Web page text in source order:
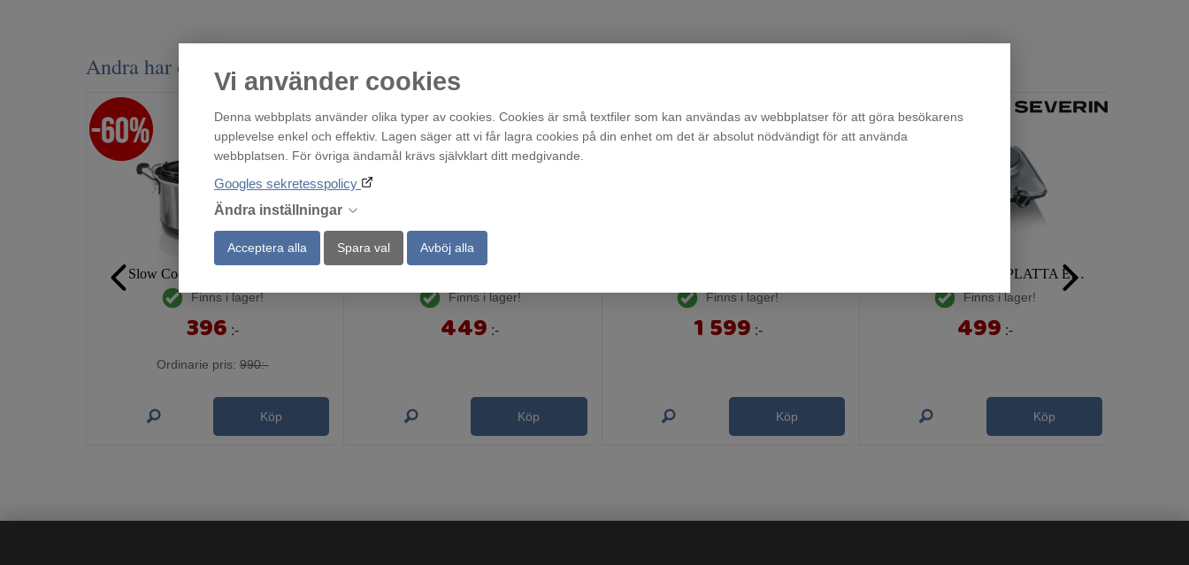
Vi använder cookies
Denna webbplats använder olika typer av cookies. Cookies är små textfiler som kan användas av webbplatser för att göra besökarens
upplevelse enkel och effektiv. Lagen säger att vi får lagra cookies på din enhet om det är absolut nödvändigt för att använda
webbplatsen. För övriga ändamål krävs självklart ditt medgivande.
Googles sekretesspolicy
Ändra inställningar
Acceptera alla Spara val Avböj alla
Andra har också tittat på
Slow Cooker Hamilton Beach
Finns i lager!
396 :-
Ordinarie pris: 990:-
Köp
Finns i lager!
449 :-
Köp
Finns i lager!
1 599 :-
Köp
SEVERIN 1092 KOKPLATTA ENKEL, ROSTFRI
Finns i lager!
499 :-
Köp